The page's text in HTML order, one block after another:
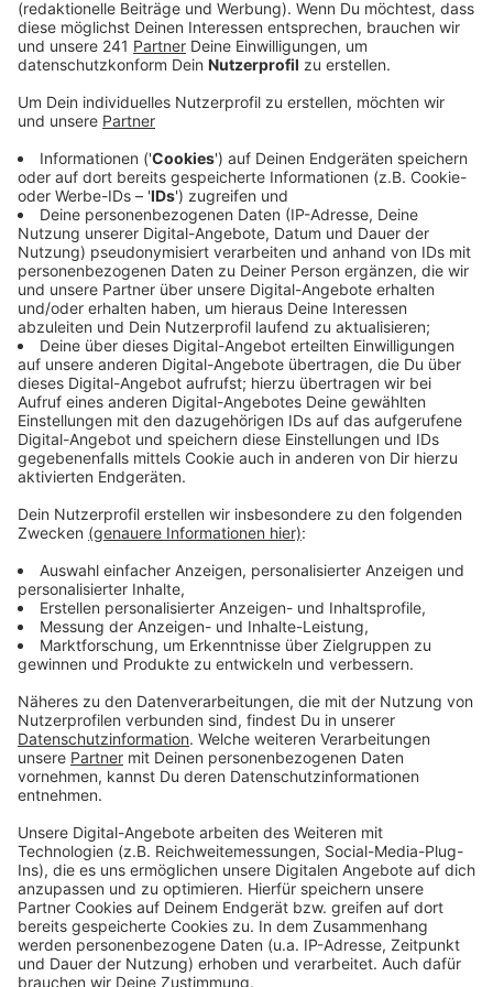
Anzeige
Unter anderem das Gleichstellungsbüro der Stadt, die
Caritas und die VHS bieten dafür Vorträge und
Workshops an. Dabei geht es um Themen wie
Rassismus, Sexismus und andere Formen der
Diskriminierung und was man dagegen tun kann. Auch
über das Thema Hass auf Social Media soll informiert
werden. Alle Infos zu den Events und alles rund um die
Anmeldung dazufindet ihr hier.
Anzeige
Weitere Meldungen aus Leverkusen
Anzeige
OB
Leverkusener Klinikum: Verbesserte Notfallversorgung
Stadt Leverkusen sucht Lösung für kaputte Berliner
Kissen
Anzeige
Anzeige